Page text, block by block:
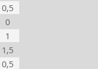
0,5
0
1
1,5
0,5